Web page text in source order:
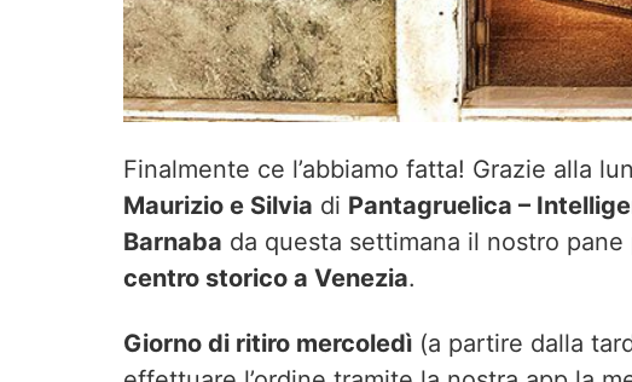
Finalmente ce l’abbiamo fatta! Grazie alla
Maurizio e Silvia di Pantagruelica –
Barnaba da questa settimana il nostro
centro storico a Venezia.
Giorno di ritiro mercoledì (a partire dalla